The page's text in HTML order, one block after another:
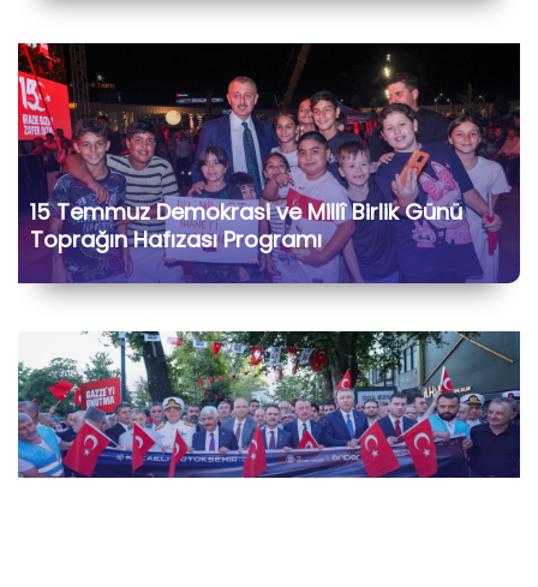
15 Temmuz Demokrasi ve Millî Birlik Günü
Toprağın Hafızası Programı